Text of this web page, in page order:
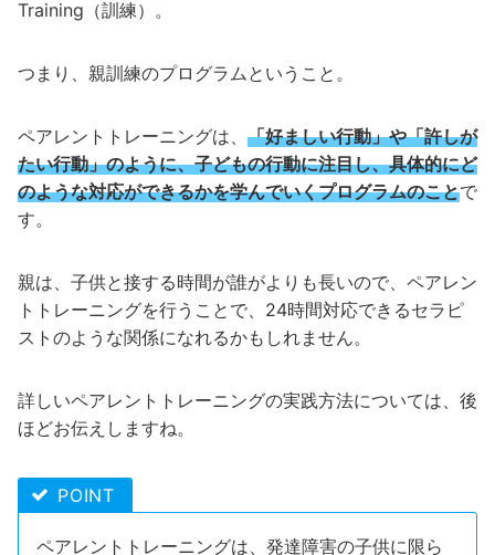
Training（訓練）。
つまり、親訓練のプログラムということ。
ペアレントトレーニングは、 「好ましい行動」や「許しが
たい行動」のように、子どもの行動に注目し、具体的にど
のような対応ができるかを学んでいくプログラムのことで
す。
親は、子供と接する時間が誰がよりも長いので、ペアレン
トトレーニングを行うことで、24時間対応できるセラピ
ストのような関係になれるかもしれません。
詳しいペアレントトレーニングの実践方法については、後
ほどお伝えしますね。
POINT
ペアレントトレーニングは、発達障害の子供に限ら